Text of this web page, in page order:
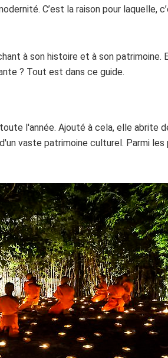
C’est la raison pour laquelle,
à son histoire et à son patrimoine.
? Tout est dans ce guide.
l'année. Ajouté à cela, elle abrite
vaste patrimoine culturel. Parmi